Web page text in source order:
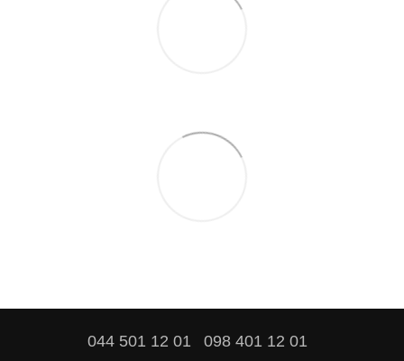
044 501 12 01 098 401 12 01